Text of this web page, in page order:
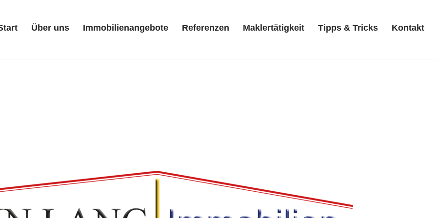
Über uns Immobilienangebote Referenzen Maklertätigkeit Tipps & Tricks Kontakt